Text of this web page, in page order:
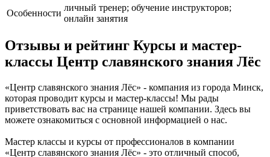
Особенности
личный тренер; обучение инструкторов;
онлайн занятия
Отзывы и рейтинг Курсы и мастер-
классы Центр славянского знания Лёс
«Центр славянского знания Лёс» - компания из города Минск,
которая проводит курсы и мастер-классы! Мы рады
приветствовать вас на странице нашей компании. Здесь вы
можете ознакомиться с основной информацией о нас.
Мастер классы и курсы от профессионалов в компании
«Центр славянского знания Лёс» - это отличный способ,